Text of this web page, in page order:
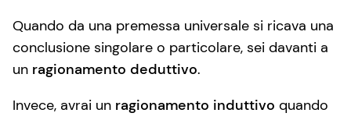
Quando da una premessa universale si ricava una
conclusione singolare o particolare, sei davanti a
un ragionamento deduttivo.
Invece, avrai un ragionamento induttivo quando